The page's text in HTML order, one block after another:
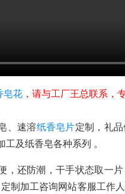
皂花 ，请与工厂王总联系，
、速溶纸香皂片定制，礼
及纸香皂各种系列 。
，还防潮，干手状态取一
制加工咨询网站客服工作